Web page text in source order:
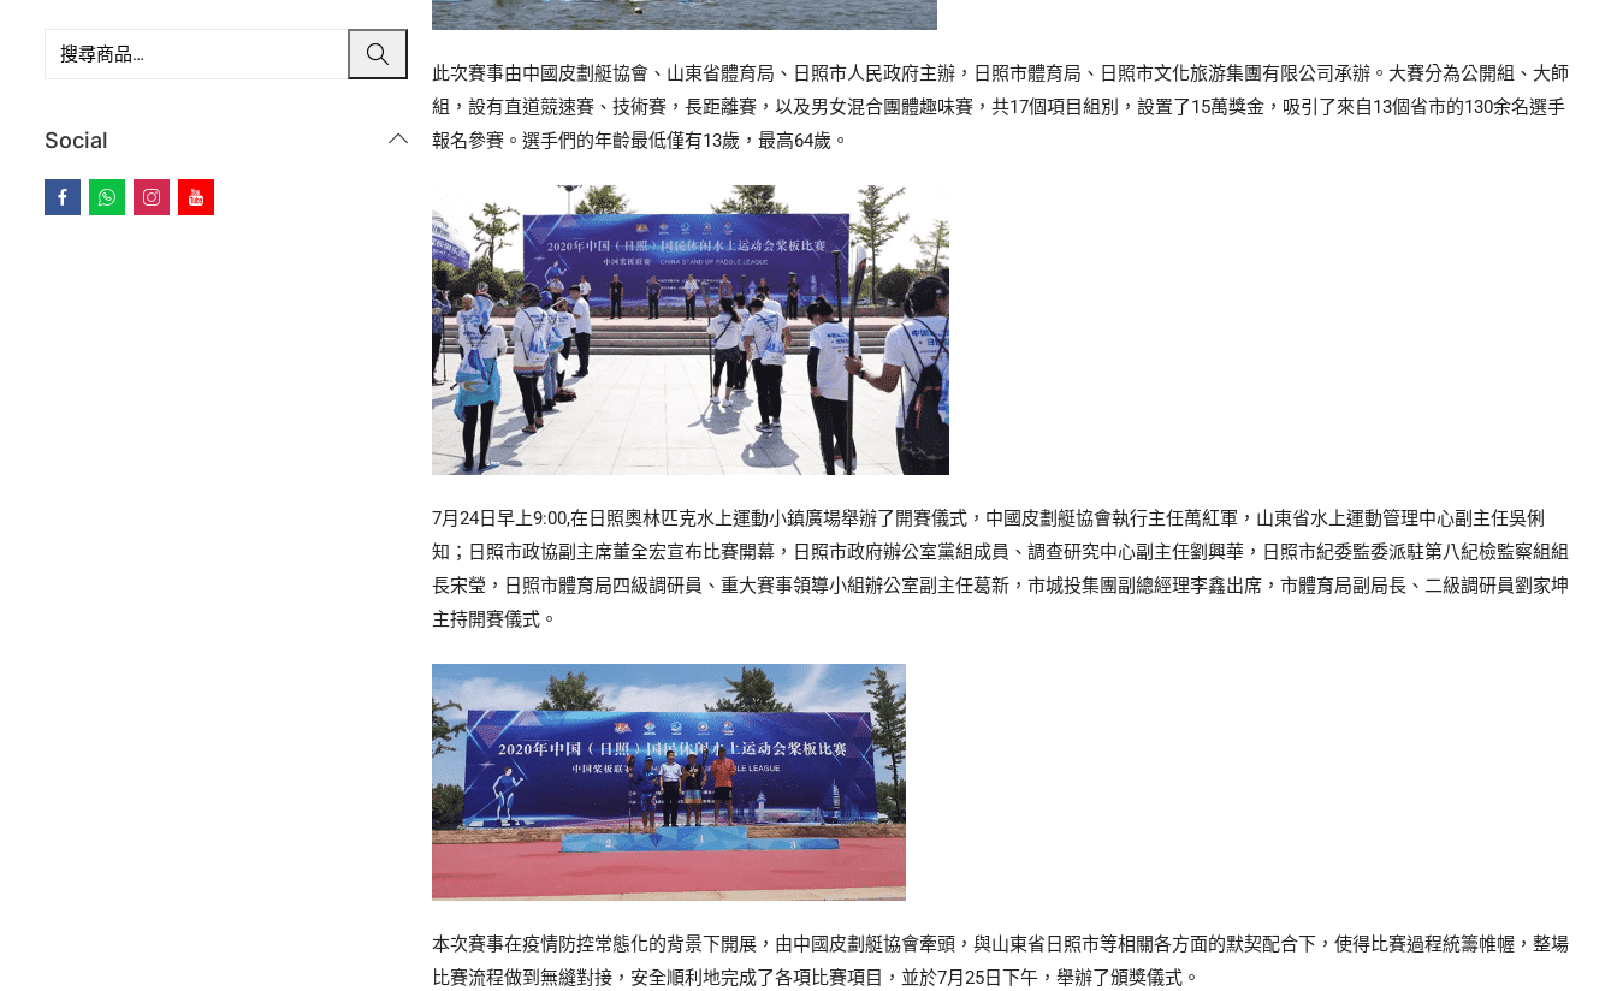
此次賽事由中國皮劃­艇協會、山東省體育局、日照市人民政府主辦，日照市體育局、日照市文化旅游集團有限公司承辦。大賽分為公開組、大師
組，設有直道競速賽、技術賽，長距離賽，以及男女混合團體趣味賽，共17個項目組別，設置了15萬獎金，吸引了來自13個省市的130余名選手
報名參賽。選手們的年齡最低僅有13歲，最高64歲。
7月24日早上9:00,在日照奧林匹克水上運動小鎮廣場舉辦了開賽儀式，中國皮劃艇協會執行主任萬紅軍，山東省水上運動管理中心副主任吳俐
知；日照市政協副主席董全宏宣布比賽開幕，日照市政府辦公室黨組成員、調查研究中心副主任劉興華，日照市紀委監委派駐第八紀檢監察組組
長宋瑩，日照市體育局四級調研員、重大賽事領導小組辦公室副主任葛新，市城投集團副總經理李鑫出席，市體育局副局長、二級調研員劉家坤
主持開賽儀式。
本次賽事在疫情防控常態化的背景下開展，由中國皮劃艇協會牽頭，與山東省日照市等相關各方面的默契配合下，使得比賽過程統籌帷幄，整場
比賽流程做到無縫對接，安全順利地完成了各項比賽項目，並於7月25日下午，舉辦了頒獎儀式。
Social